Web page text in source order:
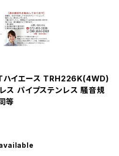
イエース TRH226K(4WD)
ス パイプステンレス 騒音規
等